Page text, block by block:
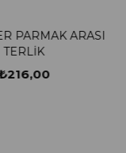
ECE AYMER EVLİ
METAL